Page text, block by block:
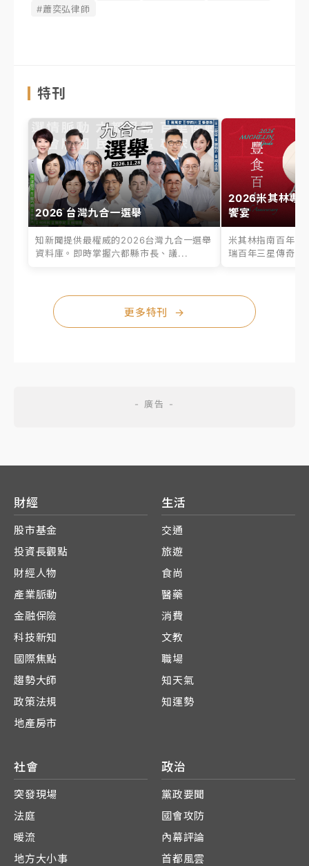
#蕭奕弘律師
特刊
2026 台灣九合一選舉
知新聞提供最權威的2026台灣九合一選舉
資料庫。即時掌握六都縣市長、議...
2026米其林專
饗宴
米其林指南百年之
瑞百年三星傳奇、
更多特刊 →
財經
股市基金
投資長觀點
財經人物
產業脈動
金融保險
科技新知
國際焦點
趨勢大師
政策法規
地產房市
生活
交通
旅遊
食尚
醫藥
消費
文教
職場
知天氣
知運勢
社會
突發現場
法庭
暖流
地方大小事
政治
黨政要聞
國會攻防
內幕評論
首都風雲